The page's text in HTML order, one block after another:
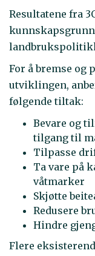
Resultatene fra
For å bremse og
utviklingen,
følgende tiltak:
Bevare og
tilgang til
Tilpasse
Ta vare på
våtmarker
Skjøtte
Redusere
Hindre
Flere